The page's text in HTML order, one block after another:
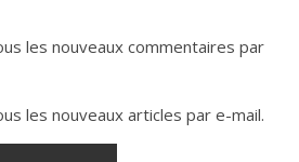
les nouveaux commentaires par
les nouveaux articles par e-mail.